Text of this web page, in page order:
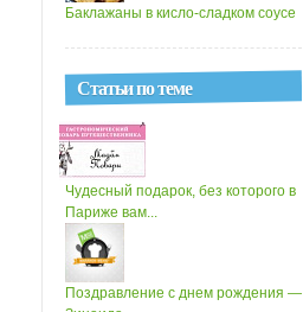
Баклажаны в кисло-сладком соусе
Статьи по теме
Чудесный подарок, без которого в
Париже вам...
Поздравление с днем рождения —